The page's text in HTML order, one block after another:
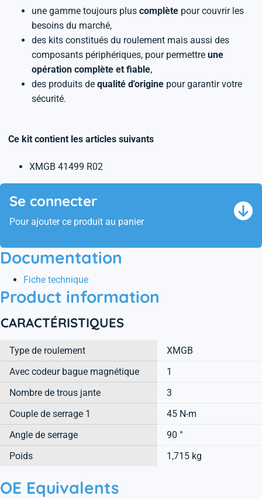
une gamme toujours plus complète pour couvrir les
besoins du marché,
des kits constitués du roulement mais aussi des
composants périphériques, pour permettre une
opération complète et fiable,
des produits de qualité d'origine pour garantir votre
sécurité.
Ce kit contient les articles suivants
XMGB 41499 R02
Se connecter
Pour ajouter ce produit au panier
Documentation
Fiche technique
Product information
CARACTÉRISTIQUES
Type de roulement
XMGB
Avec codeur bague magnétique
1
Nombre de trous jante
3
Couple de serrage 1
45 N-m
Angle de serrage
90 °
Poids
1,715 kg
OE Equivalents